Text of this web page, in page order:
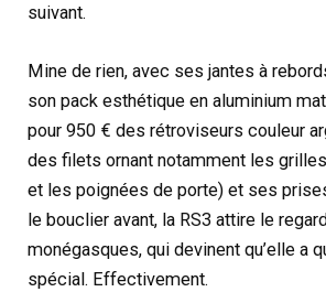
suivant.
Mine de rien, avec ses jantes à
son pack esthétique en aluminium
pour 950 € des rétroviseurs couleur
des filets ornant notamment les
et les poignées de porte) et ses
le bouclier avant, la RS3 attire le
monégasques, qui devinent qu’elle a
spécial. Effectivement.